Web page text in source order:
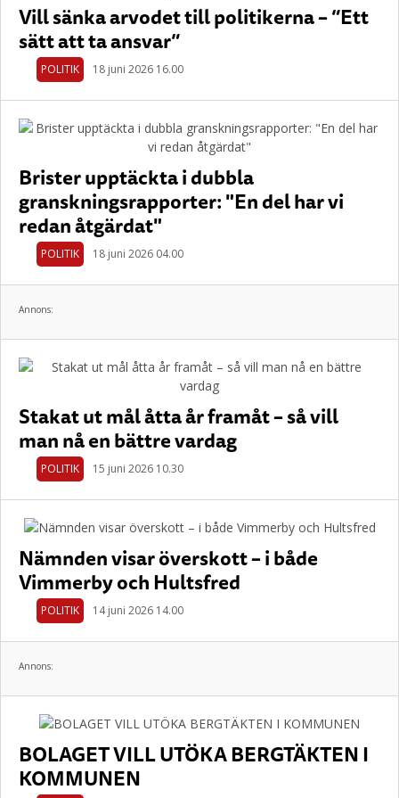
Vill sänka arvodet till politikerna – ”Ett
sätt att ta ansvar”
POLITIK 18 juni 2026 16.00
Brister upptäckta i dubbla
granskningsrapporter: "En del har vi
redan åtgärdat"
POLITIK 18 juni 2026 04.00
Annons:
Stakat ut mål åtta år framåt – så vill
man nå en bättre vardag
POLITIK 15 juni 2026 10.30
Nämnden visar överskott – i både
Vimmerby och Hultsfred
POLITIK 14 juni 2026 14.00
Annons:
BOLAGET VILL UTÖKA BERGTÄKTEN I
KOMMUNEN